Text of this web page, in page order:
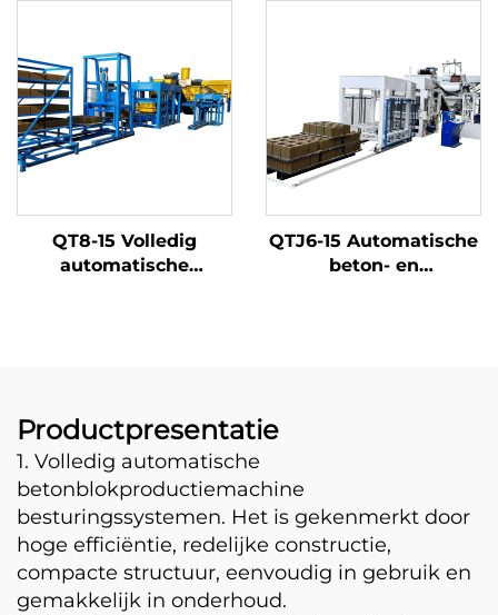
QT8-15 Volledig
automatische
QTJ6-15 Automatische
beton- en
Productpresentatie
1. Volledig automatische
betonblokproductiemachine
besturingssystemen. Het is gekenmerkt door
hoge efficiëntie, redelijke constructie,
compacte structuur, eenvoudig in gebruik en
gemakkelijk in onderhoud.